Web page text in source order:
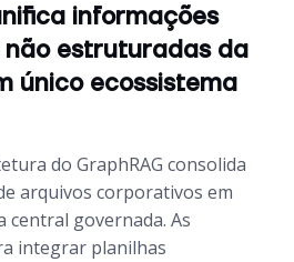
informações
estruturadas da
único ecossistema
do GraphRAG consolida
arquivos corporativos em
central governada. As
integrar planilhas